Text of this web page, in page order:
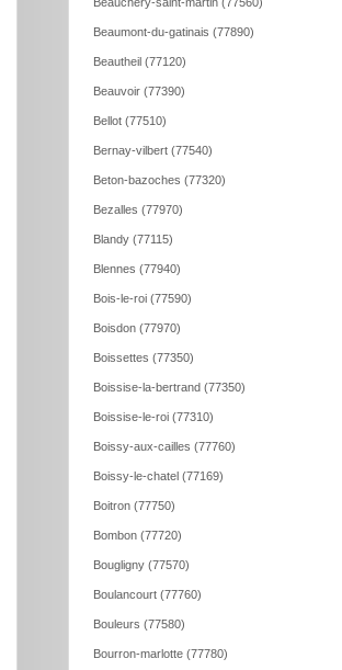
Beauchery-saint-martin (77560)
Beaumont-du-gatinais (77890)
Beautheil (77120)
Beauvoir (77390)
Bellot (77510)
Bernay-vilbert (77540)
Beton-bazoches (77320)
Bezalles (77970)
Blandy (77115)
Blennes (77940)
Bois-le-roi (77590)
Boisdon (77970)
Boissettes (77350)
Boissise-la-bertrand (77350)
Boissise-le-roi (77310)
Boissy-aux-cailles (77760)
Boissy-le-chatel (77169)
Boitron (77750)
Bombon (77720)
Bougligny (77570)
Boulancourt (77760)
Bouleurs (77580)
Bourron-marlotte (77780)